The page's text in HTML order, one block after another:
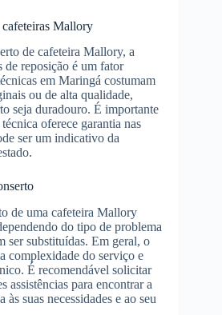
cafeteiras Mallory
de cafeteira Mallory, a
de reposição é um fator
em Maringá costumam
ou de alta qualidade,
seja duradouro. É importante
oferece garantia nas
ser um indicativo da
de uma cafeteira Mallory
do tipo de problema
ser substituídas. Em geral, o
complexidade do serviço e
É recomendável solicitar
assistências para encontrar a
suas necessidades e ao seu